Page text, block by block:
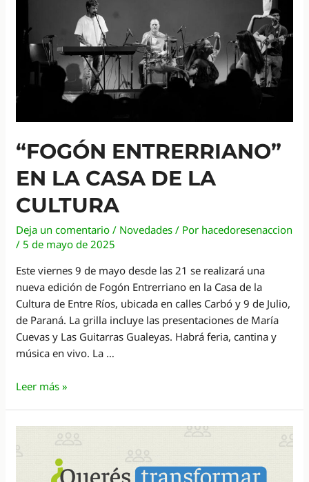
Infancia?
“FOGÓN ENTRERRIANO”
EN LA CASA DE LA
CULTURA
Deja un comentario / Novedades / Por hacedoresenaccion
/ 5 de mayo de 2025
Este viernes 9 de mayo desde las 21 se realizará una
nueva edición de Fogón Entrerriano en la Casa de la
Cultura de Entre Ríos, ubicada en calles Carbó y 9 de Julio,
de Paraná. La grilla incluye las presentaciones de María
Cuevas y Las Guitarras Gualeyas. Habrá feria, cantina y
música en vivo. La …
“Fogón
Casa
Leer más »